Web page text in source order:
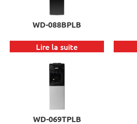
WD-088BPLB
Lire la suite
WD-069TPLB